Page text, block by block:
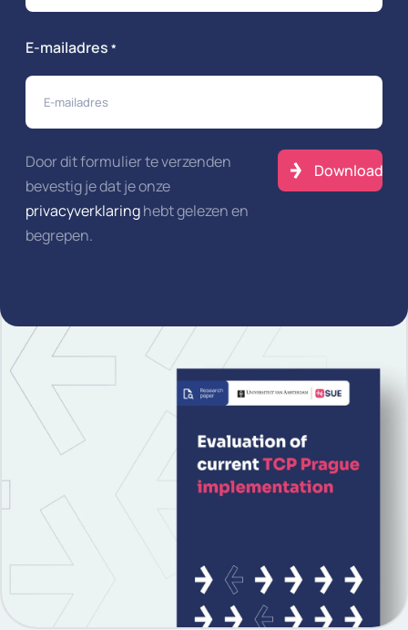
E-mailadres *
Door dit formulier te verzenden
bevestig je dat je onze
privacyverklaringhebt gelezen en
begrepen.